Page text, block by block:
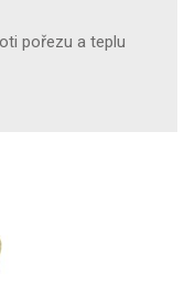
pořezu a teplu